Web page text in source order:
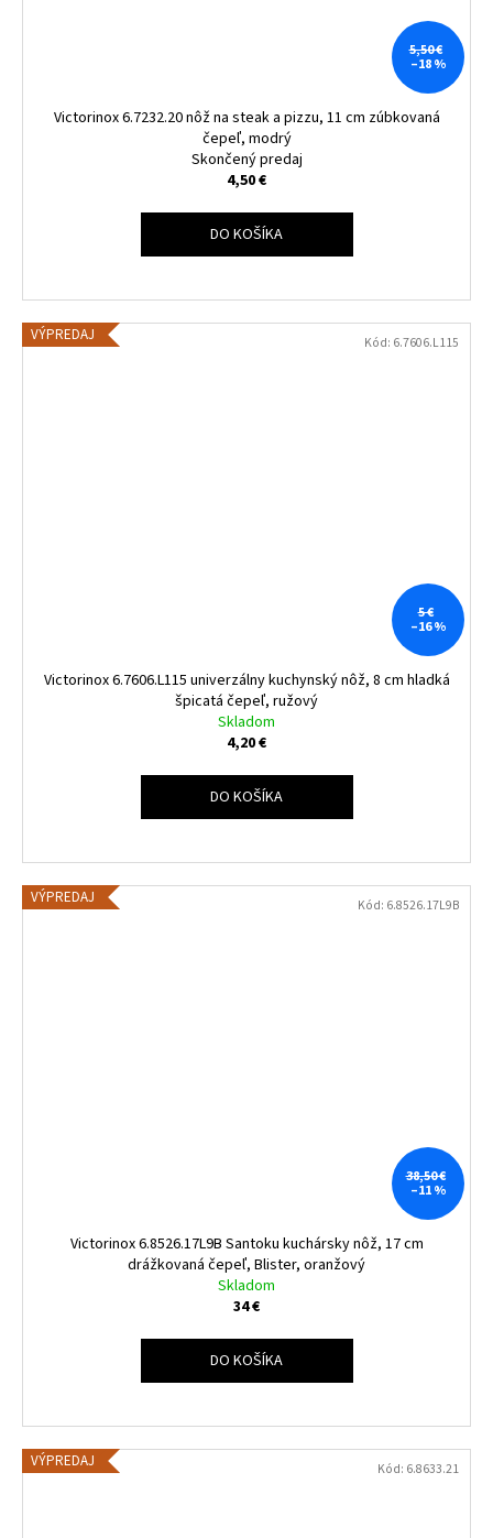
5,50 €
–18 %
Victorinox 6.7232.20 nôž na steak a pizzu, 11 cm zúbkovaná
čepeľ, modrý
Skončený predaj
4,50 €
DO KOŠÍKA
VÝPREDAJ
5 €
–16 %
Victorinox 6.7606.L115 univerzálny kuchynský nôž, 8 cm hladká
špicatá čepeľ, ružový
Skladom
4,20 €
DO KOŠÍKA
Kód: 6.7606.L115
VÝPREDAJ
38,50 €
–11 %
Victorinox 6.8526.17L9B Santoku kuchársky nôž, 17 cm
drážkovaná čepeľ, Blister, oranžový
Skladom
34 €
DO KOŠÍKA
Kód: 6.8526.17L9B
VÝPREDAJ Kód: 6.8633.21